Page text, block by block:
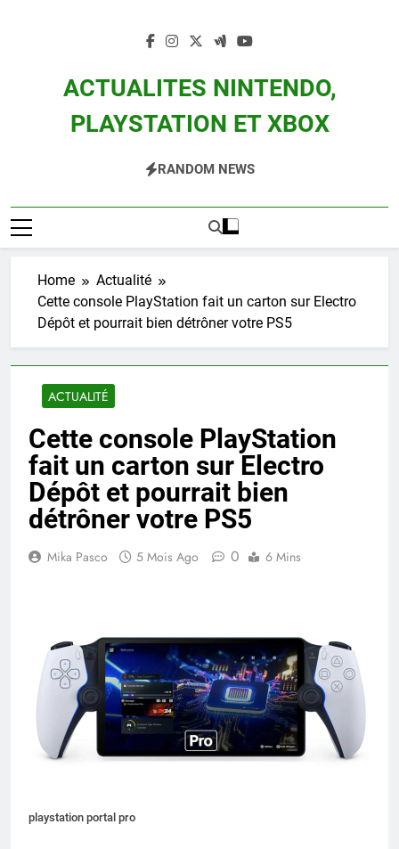
ACTUALITES NINTENDO,
PLAYSTATION ET XBOX
Zelda, Splatoon, Pokemon Entre Autres
RANDOM NEWS
Home
Actualité
Cette console PlayStation fait un carton sur Electro
Dépôt et pourrait bien détrôner votre PS5
ACTUALITÉ
Cette console PlayStation
fait un carton sur Electro
Dépôt et pourrait bien
détrôner votre PS5
Mika Pasco 5 Mois Ago 0 6 Mins
playstation portal pro